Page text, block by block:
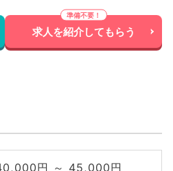
求人を紹介してもらう
円 ～ 45,000円